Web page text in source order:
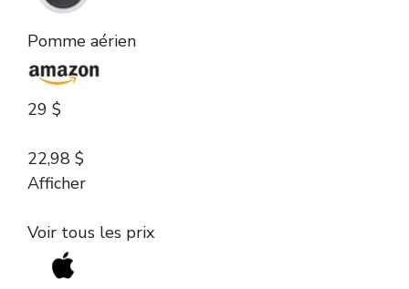
Pomme aérien
29 $
22,98 $
Afficher
Voir tous les prix